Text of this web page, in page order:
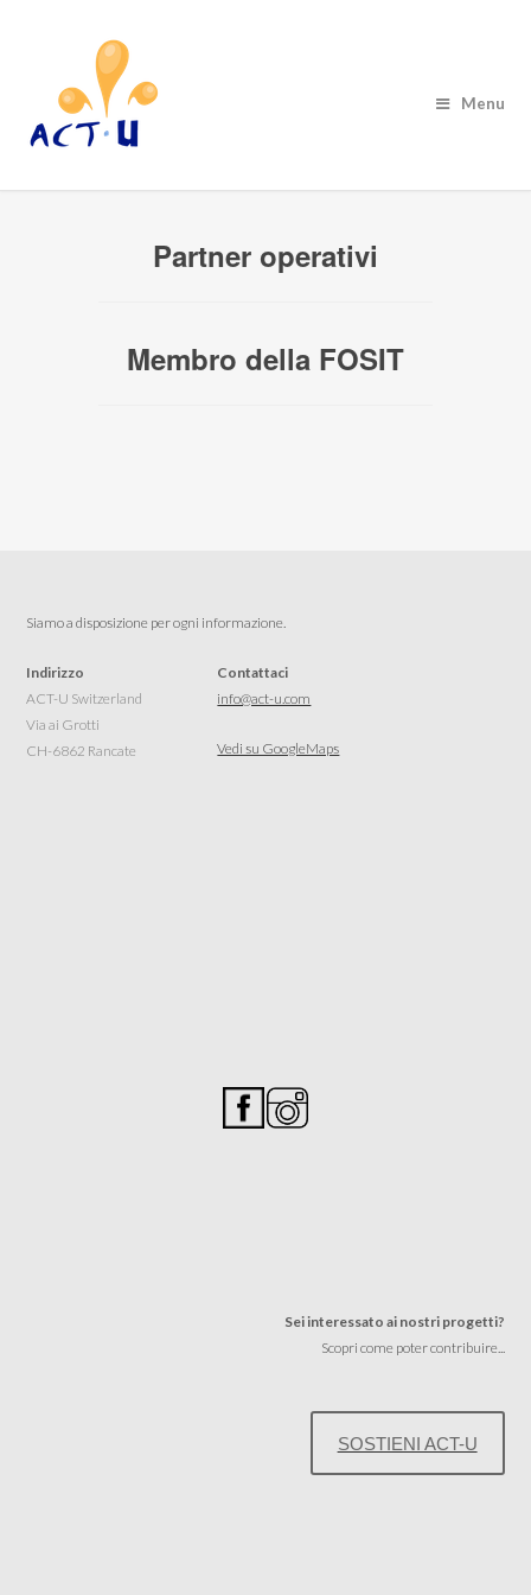
Menu
Partner operativi
Membro della FOSIT
Siamo a disposizione per ogni informazione.
Indirizzo
ACT-U Switzerland
Via ai Grotti
CH-6862 Rancate
Contattaci
info@act-u.com
Vedi su GoogleMaps
Sei interessato ai nostri progetti?
Scopri come poter contribuire...
SOSTIENI ACT-U